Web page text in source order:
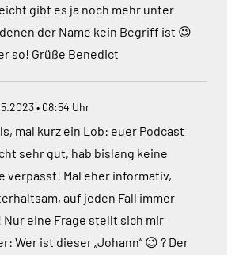
gibt es ja noch mehr unter
der Name kein Begriff ist 😉
so! Grüße Benedict
• 08:54 Uhr
mal kurz ein Lob: euer Podcast
sehr gut, hab bislang keine
verpasst! Mal eher informativ,
auf jeden Fall immer
eine Frage stellt sich mir
Wer ist dieser „Johann“ 😉 ? Der